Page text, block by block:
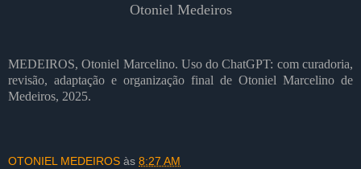
Otoniel Medeiros
MEDEIROS, Otoniel Marcelino. Uso do ChatGPT: com curadoria,
revisão, adaptação e organização final de Otoniel Marcelino de
Medeiros, 2025.
OTONIEL MEDEIROS às 8:27 AM